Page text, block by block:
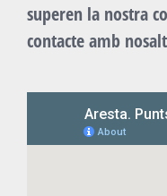
superen la nostra
contacte amb